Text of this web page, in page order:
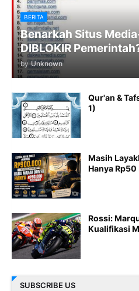
BERITA
Benarkah Situs
DIBLOKIR
by Unknown
Qur'an &
1)
Masih
Hanya Rp50
Rossi:
Kualifikasi
SUBSCRIBE US